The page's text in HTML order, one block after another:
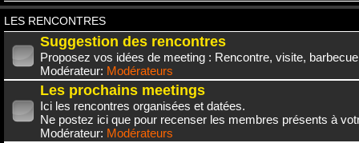
LES RENCONTRES
Suggestion des rencontres
Proposez vos idées de meeting : Rencontre, visite,
Modérateur: Modérateurs
Les prochains meetings
Ici les rencontres organisées et datées.
Ne postez ici que pour recenser les membres présents à
Modérateur: Modérateurs